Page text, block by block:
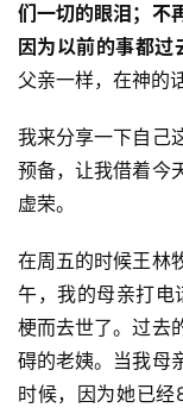
们一切的眼泪；不
因为以前的事都过
父亲一样，在神的
我来分享一下自己
预备，让我借着今
虚荣。
在周五的时候王林
午，我的母亲打
梗而去世了。过去
碍的老姨。当我母
时候，因为她已